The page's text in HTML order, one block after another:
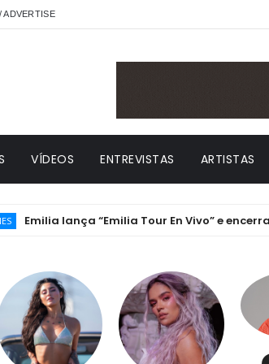
ADVERTISE
VÍDEOS ENTREVISTAS ARTISTAS
lança “Emilia Tour En Vivo” e encerra a